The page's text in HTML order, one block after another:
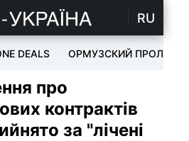
RU
DEALS ОРМУЗСКИЙ ПРОЛИВ
про
контрактів
за "лічені